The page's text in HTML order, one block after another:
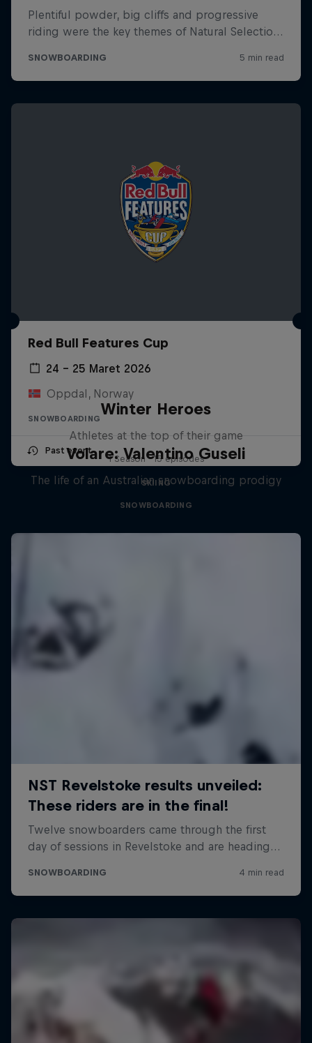
Red Bull Features Cup
24 – 25 Maret 2026
Oppdal, Norway
SNOWBOARDING
Past event
Winter Heroes
Athletes at the top of their game
1 Season · 15 episodes
SKIING
Volare: Valentino Guseli
The life of an Australian snowboarding prodigy
SNOWBOARDING